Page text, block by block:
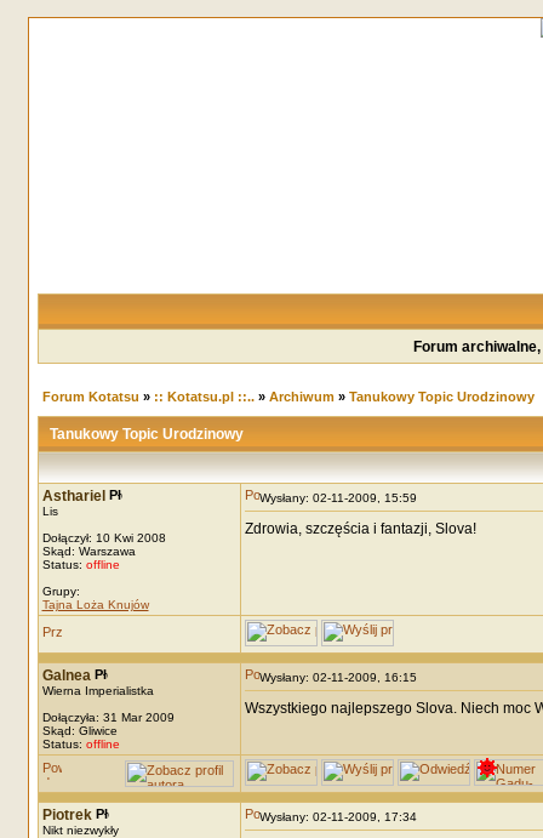
Forum
Forum Kotatsu » :: Kotatsu.pl ::..» Archiwum» Tanukowy Topic Urodzinowy
Tanukowy Topic Urodzinowy
Asthariel
Lis
Dołączył: 10 Kwi 2008
Skąd: Warszawa
Status: offline
Grupy:
Tajna Loża Knujów
Wysłany: 02-11-2009, 15:59
Zdrowia, szczęścia i fantazji, Slova!
Galnea
Wierna Imperialistka
Dołączyła: 31 Mar 2009
Skąd: Gliwice
Status: offline
Wysłany: 02-11-2009, 16:15
Wszystkiego najlepszego Slova. Niech moc
Piotrek
Nikt niezwykły
Wysłany: 02-11-2009, 17:34